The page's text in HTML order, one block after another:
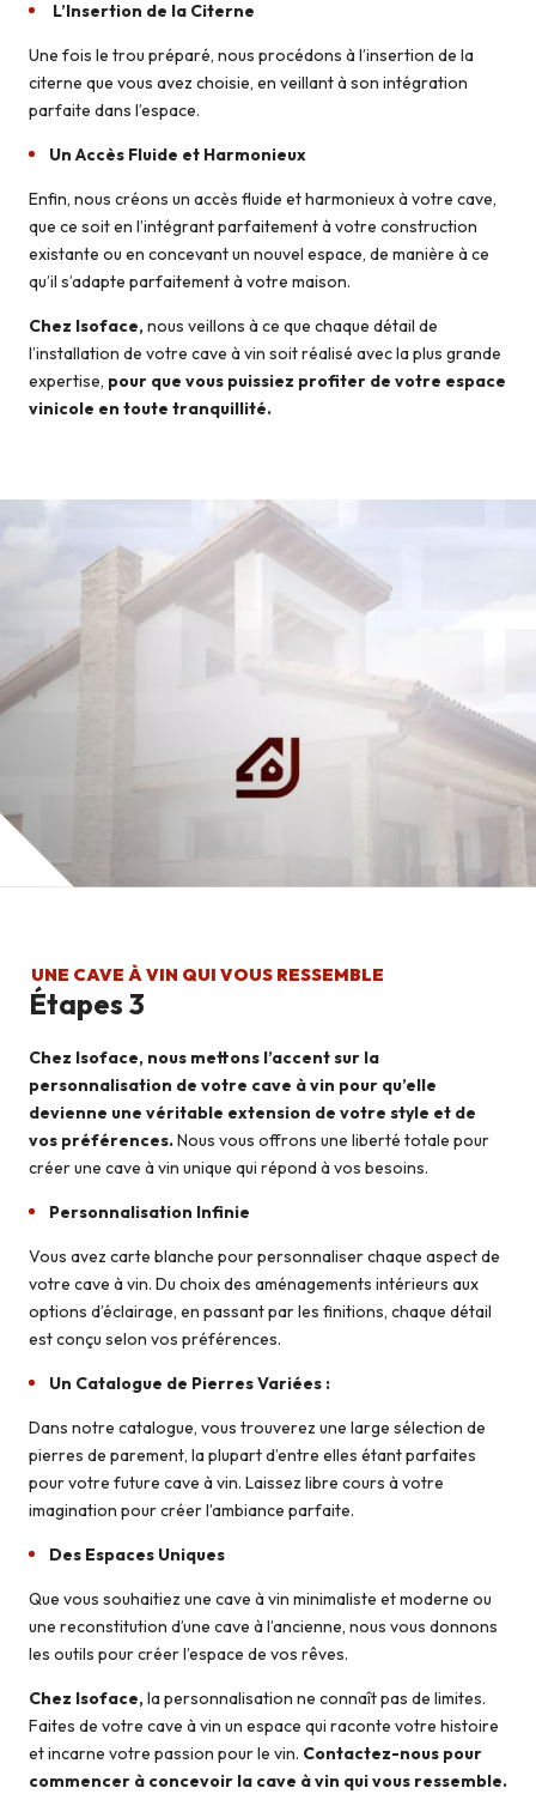
L’Insertion de la Citerne
Une fois le trou préparé, nous procédons à l’insertion de la
citerne que vous avez choisie, en veillant à son intégration
parfaite dans l’espace.
Un Accès Fluide et Harmonieux
Enfin, nous créons un accès fluide et harmonieux à votre cave,
que ce soit en l’intégrant parfaitement à votre construction
existante ou en concevant un nouvel espace, de manière à ce
qu’il s’adapte parfaitement à votre maison.
Chez Isoface,nous veillons à ce que chaque détail de
l’installation de votre cave à vin soit réalisé avec la plus grande
expertise, pour que vous puissiez profiter de votre espace
vinicole en toute tranquillité.
UNE CAVE À VIN QUI VOUS RESSEMBLE
Étapes 3
Chez Isoface, nous mettons l’accent sur la
personnalisation de votre cave à vin pour qu’elle
devienne une véritable extension de votre style et de
vos préférences.Nous vous offrons une liberté totale pour
créer une cave à vin unique qui répond à vos besoins.
Personnalisation Infinie
Vous avez carte blanche pour personnaliser chaque aspect de
votre cave à vin. Du choix des aménagements intérieurs aux
options d’éclairage, en passant par les finitions, chaque détail
est conçu selon vos préférences.
Un Catalogue de Pierres Variées :
Dans notre catalogue, vous trouverez une large sélection de
pierres de parement, la plupart d’entre elles étant parfaites
pour votre future cave à vin. Laissez libre cours à votre
imagination pour créer l’ambiance parfaite.
Des Espaces Uniques
Que vous souhaitiez une cave à vin minimaliste et moderne ou
une reconstitution d’une cave à l’ancienne, nous vous donnons
les outils pour créer l’espace de vos rêves.
Chez Isoface,la personnalisation ne connaît pas de limites.
Faites de votre cave à vin un espace qui raconte votre histoire
et incarne votre passion pour le vin. Contactez-nous pour
commencer à concevoir la cave à vin qui vous ressemble.